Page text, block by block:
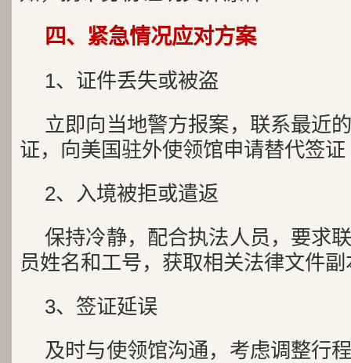
四、紧急情况应对方案
1、证件丢失或被盗
立即向当地警方报案， 联系最近
证， 向美国驻外使领馆申请替代签证
2、入境被拒或遣返
保持冷静，配合执法人员， 要求
员姓名和工号， 获取相关法律文件副
3、签证延误
及时与使领馆沟通， 考虑调整行